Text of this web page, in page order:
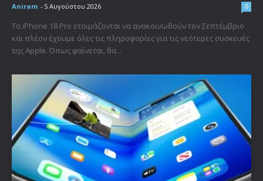
Aniram - 5 Αυγούστου 2026 0
Τα iPhone 18 Pro ετοιμάζονται να ανακοινωθούν τον Σεπτέμβριο
και πλέον έχουμε όλες τις πληροφορίες για τις νεότερες συσκευές
της Apple. Όπως φαίνεται, θα...